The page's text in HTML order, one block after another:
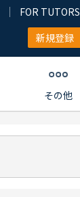
FOR TUTORS
新規登録
その他